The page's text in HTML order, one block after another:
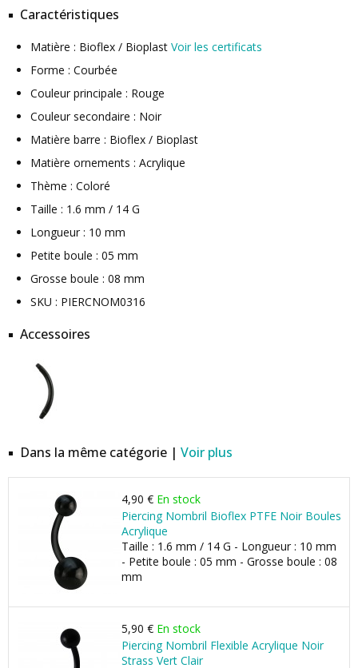
Caractéristiques
Matière : Bioflex / Bioplast Voir les certificats
Forme : Courbée
Couleur principale : Rouge
Couleur secondaire : Noir
Matière barre : Bioflex / Bioplast
Matière ornements : Acrylique
Thème : Coloré
Taille : 1.6 mm / 14 G
Longueur : 10 mm
Petite boule : 05 mm
Grosse boule : 08 mm
SKU : PIERCNOM0316
Accessoires
Dans la même catégorie | Voir plus
4,90 € En stock
Piercing Nombril Bioflex PTFE Noir Boules
Acrylique
Taille : 1.6 mm / 14 G - Longueur : 10 mm
- Petite boule : 05 mm - Grosse boule : 08
mm
5,90 € En stock
Piercing Nombril Flexible Acrylique Noir
Strass Vert Clair